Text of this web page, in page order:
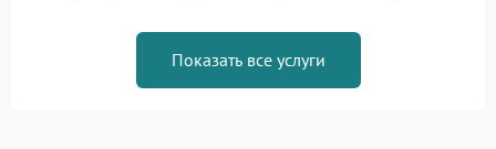
Показать все услуги